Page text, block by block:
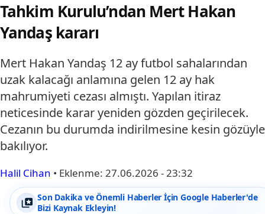
Tahkim Kurulu’ndan Mert Hakan
Yandaş kararı
Mert Hakan Yandaş 12 ay futbol sahalarından
uzak kalacağı anlamına gelen 12 ay hak
mahrumiyeti cezası almıştı. Yapılan itiraz
neticesinde karar yeniden gözden geçirilecek.
Cezanın bu durumda indirilmesine kesin gözüyle
bakılıyor.
Halil Cihan • Eklenme: 27.06.2026 - 23:32
Son Dakika ve Önemli Haberler İçin Google Haberler'de
Bizi Kaynak Ekleyin!